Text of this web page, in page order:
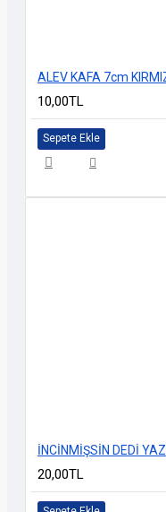
ALEV KAFA 7cm
10,00TL
Sepete Ekle
İNCİNMİŞSİN DEDİ YAZI
20,00TL